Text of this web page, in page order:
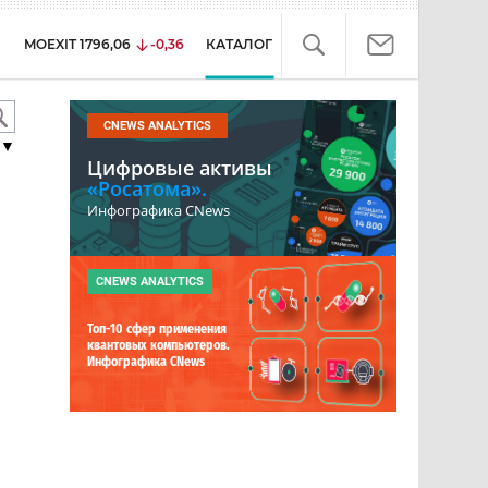
MOEXIT 1796,06 -0,36 КАТАЛОГ
▼
CNEWS ANALYTICS
Цифровые активы
«Росатома».
Инфографика CNews
CNEWS ANALYTICS
Топ-10 сфер применения
квантовых компьютеров.
Инфографика CNews